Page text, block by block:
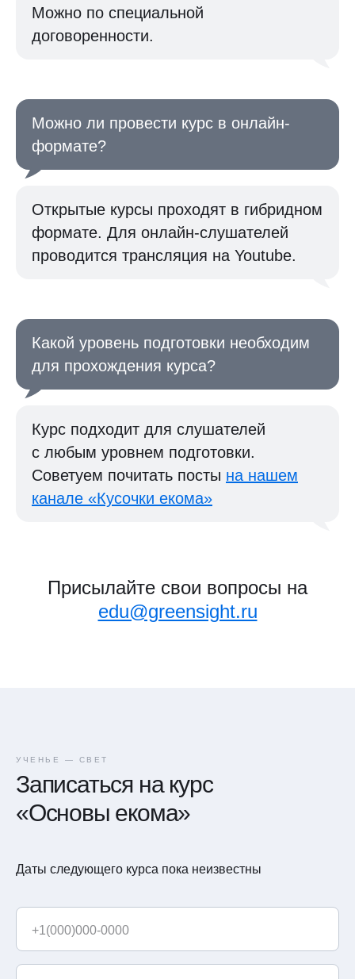
Можно по специальной
договоренности.
Можно ли провести курс в онлайн-
формате?
Открытые курсы проходят в гибридном
формате. Для онлайн-слушателей
проводится трансляция на Youtube.
Какой уровень подготовки необходим
для прохождения курса?
Курс подходит для слушателей
с любым уровнем подготовки.
Советуем почитать посты на нашем
канале «Кусочки екома»
Присылайте свои вопросы на
edu@greensight.ru
УЧЕНЬЕ — СВЕТ
Записаться на курс
«Основы екома»
Даты следующего курса пока неизвестны
+1(000)000-0000